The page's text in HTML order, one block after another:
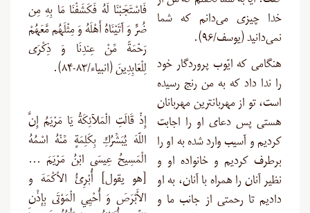
خدا چیزی می‌دانم که شما
نمی‌دانید (یوسف/۹۶
).
هنگامی که ایّوب پروردگار خود
را ندا داد که به من رنج رسیده
است، تو از مهربانترین مهربانان
هستی پس دعای او را اجابت
کردیم و آسیب وارد شده به او را
برطرف کردیم و خانواده او و
نظیر آنان را همراه با آنان، به او
دادیم تا رحمتی از جانب ما و
فَاسْتَجَبْنَا لَهُ فَكَشَفْنَا مَا بِهِ مِن
ضُرٍّ وَ آتَيْنَاهُ أَهْلَهُ وَ مِثْلَهُم مَّعَهُمْ
رَحْمَةً مِّنْ عِندِنَا وَ ذِكْرَى
لِلْعَابِدِينَ (انبیاء/۸۳-۸۴).
إِذْ قَالَتِ الْمَلآئِكَةُ يَا مَرْيَمُ إِنَّ
اللّهَ يُبَشِّرُكِ بِكَلِمَةٍ مِّنْهُ اسْمُهُ
الْمَسِيحُ عِيسَى ابْنُ مَرْيَمَ …
[هو یقول] أُبْرِئُ الأكْمَهَ و
الأَبْرَصَ وَ أُحْيِي الْمَوْتَى بِإِذْنِ